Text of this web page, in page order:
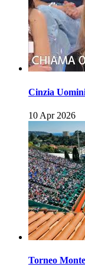
Cinzia
10 Apr 2026
Torneo